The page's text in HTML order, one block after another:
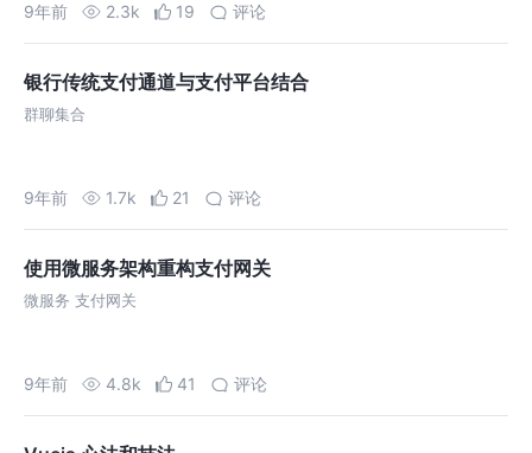
9年前 2.3k 19 评论
银行传统支付通道与支付平台结合
群聊集合
9年前 1.7k 21 评论
使用微服务架构重构支付网关
微服务 支付网关
9年前 4.8k 41 评论